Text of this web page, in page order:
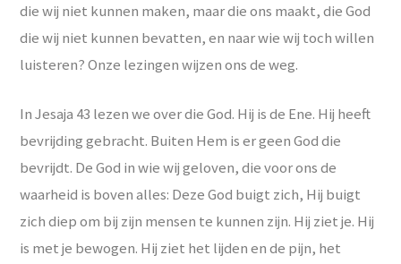
die wij niet kunnen maken, maar die ons maakt, die God
die wij niet kunnen bevatten, en naar wie wij toch willen
luisteren? Onze lezingen wijzen ons de weg.
In Jesaja 43 lezen we over die God. Hij is de Ene. Hij heeft
bevrijding gebracht. Buiten Hem is er geen God die
bevrijdt. De God in wie wij geloven, die voor ons de
waarheid is boven alles: Deze God buigt zich, Hij buigt
zich diep om bij zijn mensen te kunnen zijn. Hij ziet je. Hij
is met je bewogen. Hij ziet het lijden en de pijn, het